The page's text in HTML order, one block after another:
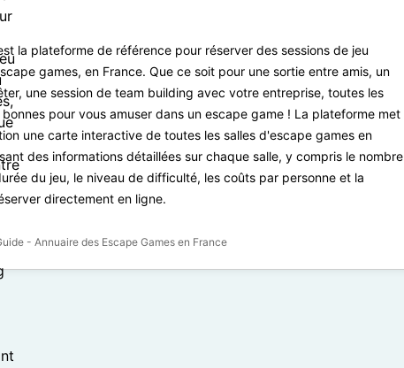
la plateforme de référence pour réserver des sessions de jeu
games, en France. Que ce soit pour une sortie entre amis, un
une session de team building avec votre entreprise, toutes les
pour vous amuser dans un escape game ! La plateforme met
une carte interactive de toutes les salles d'escape games en
des informations détaillées sur chaque salle, y compris le nombre
du jeu, le niveau de difficulté, les coûts par personne et la
directement en ligne.
- Annuaire des Escape Games en France